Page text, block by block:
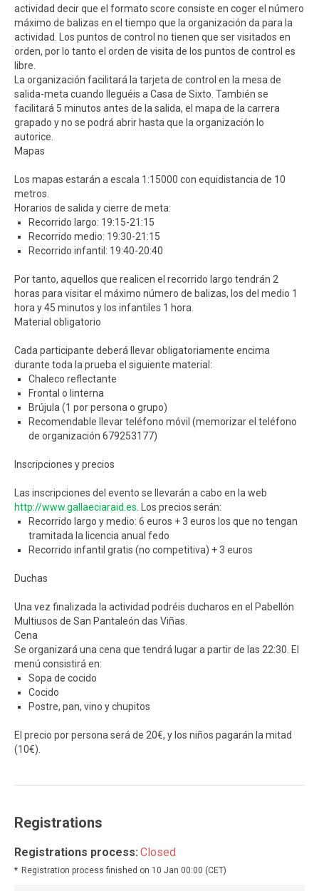
actividad decir que el formato score consiste en coger el número
máximo de balizas en el tiempo que la organización da para la
actividad. Los puntos de control no tienen que ser visitados en
orden, por lo tanto el orden de visita de los puntos de control es
libre.
La organización facilitará la tarjeta de control en la mesa de
salida-meta cuando lleguéis a Casa de Sixto. También se
facilitará 5 minutos antes de la salida, el mapa de la carrera
grapado y no se podrá abrir hasta que la organización lo
autorice.
Mapas
Los mapas estarán a escala 1:15000 con equidistancia de 10
metros.
Horarios de salida y cierre de meta:
Recorrido largo: 19:15-21:15
Recorrido medio: 19:30-21:15
Recorrido infantil: 19:40-20:40
Por tanto, aquellos que realicen el recorrido largo tendrán 2
horas para visitar el máximo número de balizas, los del medio 1
hora y 45 minutos y los infantiles 1 hora.
Material obligatorio
Cada participante deberá llevar obligatoriamente encima
durante toda la prueba el siguiente material:
Chaleco reflectante
Frontal o linterna
Brújula (1 por persona o grupo)
Recomendable llevar teléfono móvil (memorizar el teléfono
de organización 679253177)
Inscripciones y precios
Las inscripciones del evento se llevarán a cabo en la web
http://www.gallaeciaraid.es . Los precios serán:
Recorrido largo y medio: 6 euros + 3 euros los que no tengan
tramitada la licencia anual fedo
Recorrido infantil gratis (no competitiva) + 3 euros
Duchas
Una vez finalizada la actividad podréis ducharos en el Pabellón
Multiusos de San Pantaleón das Viñas.
Cena
Se organizará una cena que tendrá lugar a partir de las 22:30. El
menú consistirá en:
Sopa de cocido
Cocido
Postre, pan, vino y chupitos
El precio por persona será de 20€, y los niños pagarán la mitad
(10€).
Registrations
Registrations process: Closed
Registration process finished on 10 Jan 00:00 (CET)